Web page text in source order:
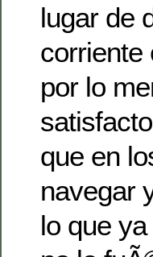
lugar de
corriente
por lo
que en
navegar
lo que